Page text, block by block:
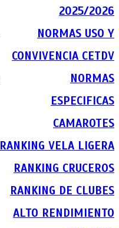
2025/2026
NORMAS USO Y
CONVIVENCIA CETDV
NORMAS
ESPECIFICAS
CAMAROTES
RANKING VELA LIGERA
RANKING CRUCEROS
RANKING DE CLUBES
ALTO RENDIMIENTO